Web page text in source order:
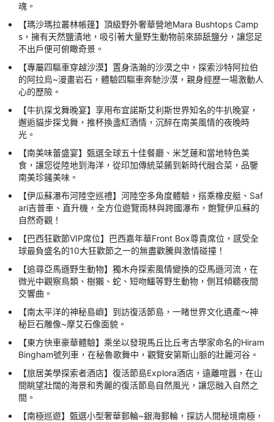
魂。
【瑪沙瑪拉叢林帳篷】頂級野外奢華營地Mara Bushtops Camp
s，擁有天然鹽漬地，吸引著大量野生動物前來舔舐鹽分，讓您足
不出戶便可俯瞰奇景。
【專屬四驅車穿越沙漠】置身浩瀚的沙漠之中，探索沙特阿拉伯
的阿拉烏~漫畫岩石，體驗四驅車奔馳沙漠，親身經歷一場激動人
心的歷險。
【牛扒探戈舞晚宴】享用布宜諾斯艾利斯世界知名的牛扒晚宴，
邂逅貓步探戈舞，推杯換盞紅酒情，沉醉在南美風情的夜晚時
光。
【南美味蕾盛宴】甄選全球五十佳餐廳、米芝蓮和當地特色美
食，讓您從陸地到海洋，從印加傳統菜餚到新時代融合菜，品鑒
南美珍饈美味。
【伊瓜蘇瀑布河陸空巡禮】河陸空多角度體驗，搭乘橡皮艇、Saf
ari吉普車、直升機，全方位遊覽雨林與跨國瀑布，飽覽伊瓜蘇的
自然奇觀！
【巴西狂歡節VIP席位】巴西嘉年華Front Box尊貴席位，感受全
球最負盛名的10大狂歡節之一的無盡歡騰與激情碰撞！
【追尋亞馬遜野生動物】獨木舟探索風情變換的亞馬遜河流，在
微光中觀察鳥類、樹獺、蛇、短吻鱷等野生動物，側耳傾聽夜間
交響曲。
【南太平洋的神秘島嶼】到訪復活節島，一睹世界文化遺產～神
秘巨石雕像~摩艾石像面貌。
【東方快車豪華體驗】乘坐以發現馬丘比丘考古學家命名的Hiram
Bingham號列車，在秘魯歌舞中，觀覽安第斯山脈的壯麗河谷。
【旅居美學探索者酒店】復活節島Explora酒店，遠離喧囂，在山
間眺望壯闊的海景和秀麗的復活節島自然風光，讓您融入自然之
間。
【南極巡遊】甄選小型奢華郵輪~銀海郵輪，探訪人間秘境南極，